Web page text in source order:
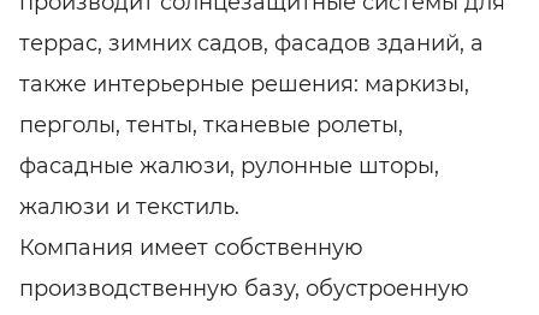
террас, зимних садов, фасадов зданий, а
также интерьерные решения: маркизы,
перголы, тенты, тканевые ролеты,
фасадные жалюзи, рулонные шторы,
жалюзи и текстиль.
Компания имеет собственную
производственную базу, обустроенную